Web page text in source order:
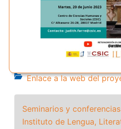
Enlace a la web del
Seminarios y conferencias
Instituto de Lengua,